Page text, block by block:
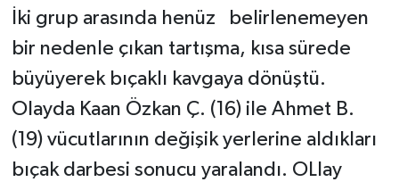
İki grup arasında henüz belirlenemeyen
bir nedenle çıkan tartışma, kısa sürede
büyüyerek bıçaklı kavgaya dönüştü.
Olayda Kaan Özkan Ç. (16) ile Ahmet B.
(19) vücutlarının değişik yerlerine aldıkları
bıçak darbesi sonucu yaralandı. OLlay